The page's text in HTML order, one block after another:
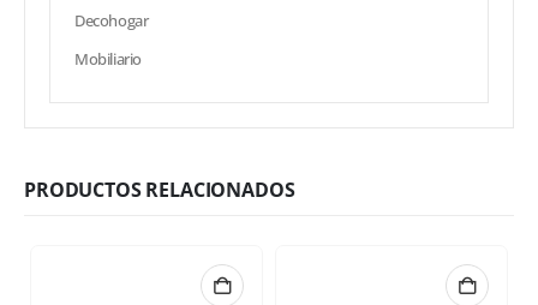
Decohogar
Mobiliario
PRODUCTOS RELACIONADOS